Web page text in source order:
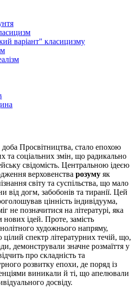
варіант" класицизму
Просвітництва, стало епохою
та соціальних змін, що радикально
свідомість. Центральною ідеєю
верховенства розуму як
світу та суспільства, що мало
від догм, забобонів та тиранії. Цей
цінність індивідуума,
не позначитися на літературі, яка
ідей. Проте, замість
художнього напряму,
спектр літературних течій, що,
демонстрували значне розмаїття у
про складність та
розвитку епохи, де поряд із
виникали й ті, що апелювали
досвіду.